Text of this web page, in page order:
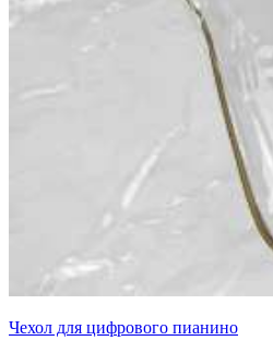
Чехол для цифрового пианино